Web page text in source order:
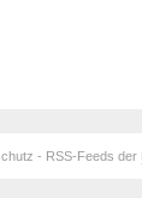
- RSS-Feeds der